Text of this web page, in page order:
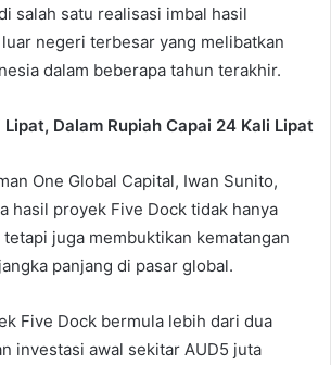
salah satu realisasi imbal hasil
negeri terbesar yang melibatkan
dalam beberapa tahun terakhir.
Lipat, Dalam Rupiah Capai 24 Kali Lipat
One Global Capital, Iwan Sunito,
hasil proyek Five Dock tidak hanya
juga membuktikan kematangan
panjang di pasar global.
Five Dock bermula lebih dari dua
investasi awal sekitar AUD5 juta